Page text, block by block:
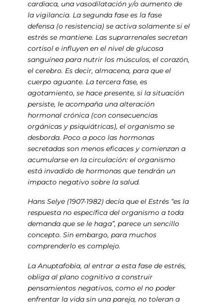
cardiaca, una vasodilatación y/o aumento de
la vigilancia. La segunda fase es la fase
defensa (o resistencia) se activa solamente si el
estrés se mantiene. Las suprarrenales secretan
cortisol e influyen en el nivel de glucosa
sanguínea para nutrir los músculos, el corazón,
el cerebro. Es decir, almacena, para que el
cuerpo aguante. La tercera fase, es
agotamiento, se hace presente, si la situación
persiste, le acompaña una alteración
hormonal crónica (con consecuencias
orgánicas y psiquiátricas), el organismo se
desborda. Poco a poco las hormonas
secretadas son menos eficaces y comienzan a
acumularse en la circulación: el organismo
está invadido de hormonas que tendrán un
impacto negativo sobre la salud.
Hans Selye (1907-1982) decía que el Estrés “es la
respuesta no específica del organismo a toda
demanda que se le haga”, parece un sencillo
concepto. Sin embargo, para muchos
comprenderlo es complejo.
La Anuptafobia, al entrar a esta fase de estrés,
obliga al plano cognitivo a construir
pensamientos negativos, como el no poder
enfrentar la vida sin una pareja, no toleran a